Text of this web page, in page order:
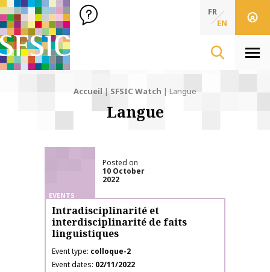
SFSIC Société Française des Sciences de l'Information & de
Société Française des Sciences de
FR
EN
Accueil | SFSIC Watch | Langue
Langue
EVENTS
Posted on
10 October
2022
Intradisciplinarité et
interdisciplinarité de faits
linguistiques
Event type colloque-2
Event dates 02/11/2022